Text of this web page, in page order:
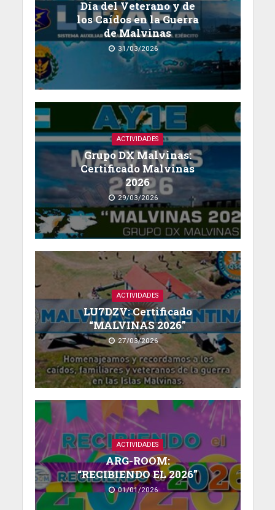
Día del Veterano y de
los Caídos en la Guerra
de Malvinas
31/03/2026
ACTIVIDADES
Grupo DX Malvinas:
Certificado Malvinas
2026
29/03/2026
ACTIVIDADES
LU7DZV: Certificado
“MALVINAS 2026”
27/03/2026
ACTIVIDADES
ARG-ROOM:
“RECIBIENDO EL 2026”
01/01/2026